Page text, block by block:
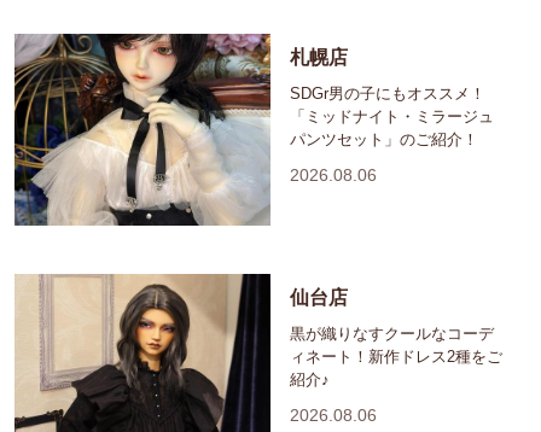
札幌店
SDGr男の子にもオススメ！
「ミッドナイト・ミラージュ
パンツセット」のご紹介！
2026.08.06
仙台店
黒が織りなすクールなコーデ
ィネート！新作ドレス2種をご
紹介♪
2026.08.06